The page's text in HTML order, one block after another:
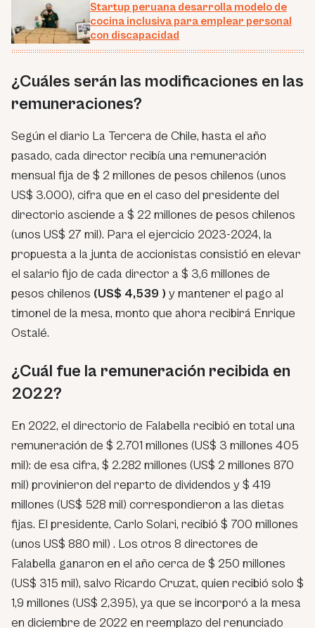
Startup peruana desarrolla modelo de
cocina inclusiva para emplear personal
con discapacidad
¿Cuáles serán las modificaciones en las
remuneraciones?
Según el diario La Tercera de Chile, hasta el año
pasado, cada director recibía una remuneración
mensual fija de $ 2 millones de pesos chilenos (unos
US$ 3.000), cifra que en el caso del presidente del
directorio asciende a $ 22 millones de pesos chilenos
(unos US$ 27 mil). Para el ejercicio 2023-2024, la
propuesta a la junta de accionistas consistió en elevar
el salario fijo de cada director a $ 3,6 millones de
pesos chilenos (US$ 4,539 ) y mantener el pago al
timonel de la mesa, monto que ahora recibirá Enrique
Ostalé.
¿Cuál fue la remuneración recibida en
2022?
En 2022, el directorio de Falabella recibió en total una
remuneración de $ 2.701 millones (US$ 3 millones 405
mil): de esa cifra, $ 2.282 millones (US$ 2 millones 870
mil) provinieron del reparto de dividendos y $ 419
millones (US$ 528 mil) correspondieron a las dietas
fijas. El presidente, Carlo Solari, recibió $ 700 millones
(unos US$ 880 mil) . Los otros 8 directores de
Falabella ganaron en el año cerca de $ 250 millones
(US$ 315 mil), salvo Ricardo Cruzat, quien recibió solo $
1,9 millones (US$ 2,395), ya que se incorporó a la mesa
en diciembre de 2022 en reemplazo del renunciado